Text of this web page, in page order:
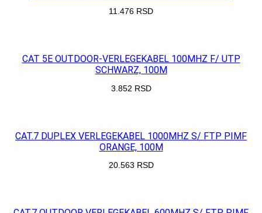
11.476 RSD
CAT 5E OUTDOOR-VERLEGEKABEL 100MHZ F/ UTP
SCHWARZ, 100M
3.852 RSD
CAT.7 DUPLEX VERLEGEKABEL 1000MHZ S/ FTP PIMF
ORANGE, 100M
20.563 RSD